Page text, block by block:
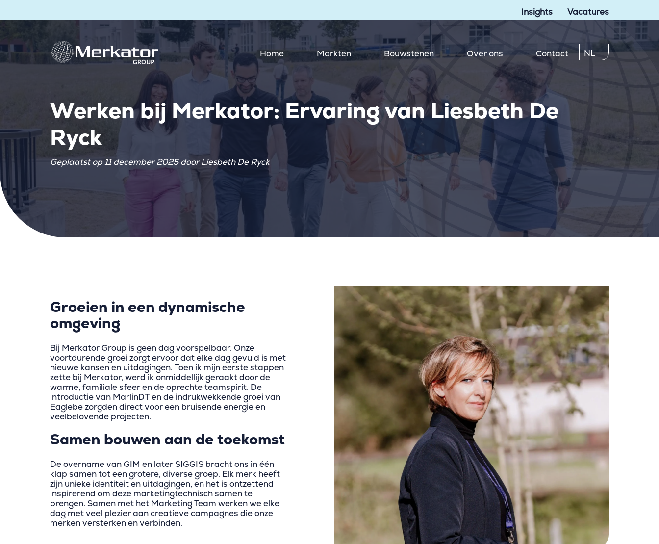
Insights Vacatures
Home Markten Bouwstenen Over ons Contact NL
Werken bij Merkator: Ervaring van Liesbeth De
Ryck
Geplaatst op 11 december 2025 door Liesbeth De Ryck
Groeien in een dynamische
omgeving
Bij Merkator Group is geen dag voorspelbaar. Onze
voortdurende groei zorgt ervoor dat elke dag gevuld is met
nieuwe kansen en uitdagingen. Toen ik mijn eerste stappen
zette bij Merkator, werd ik onmiddellijk geraakt door de
warme, familiale sfeer en de oprechte teamspirit. De
introductie van MarlinDT en de indrukwekkende groei van
Eaglebe zorgden direct voor een bruisende energie en
veelbelovende projecten.
Samen bouwen aan de toekomst
De overname van GIM en later SIGGIS bracht ons in één
klap samen tot een grotere, diverse groep. Elk merk heeft
zijn unieke identiteit en uitdagingen, en het is ontzettend
inspirerend om deze marketingtechnisch samen te
brengen. Samen met het Marketing Team werken we elke
dag met veel plezier aan creatieve campagnes die onze
merken versterken en verbinden.